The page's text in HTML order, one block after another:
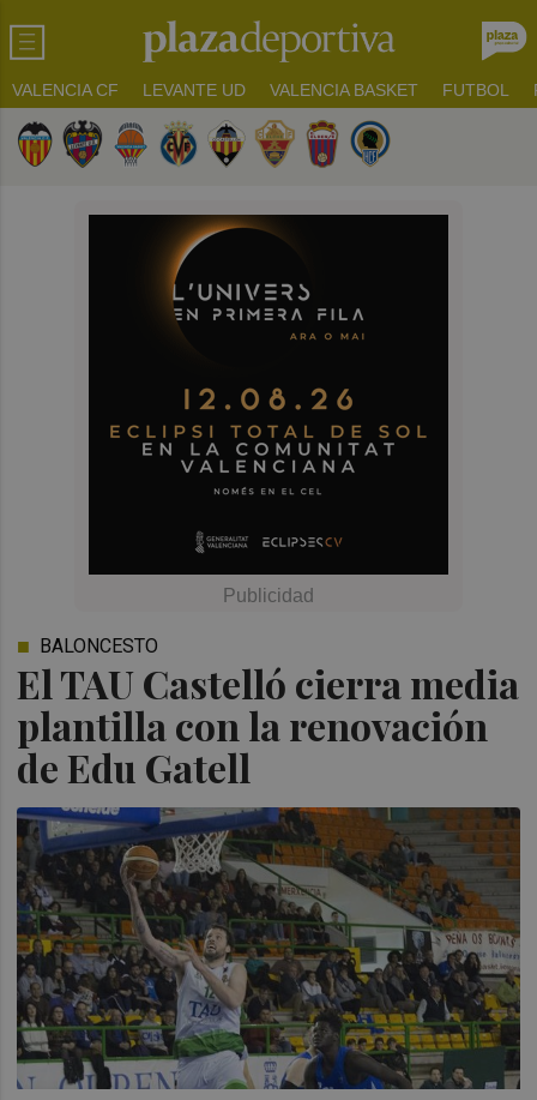
VALENCIA CF LEVANTE UD VALENCIA BASKET FUTBOL
El TAU Castelló cierra media
plantilla con la renovación
de Edu Gatell
BALONCESTO